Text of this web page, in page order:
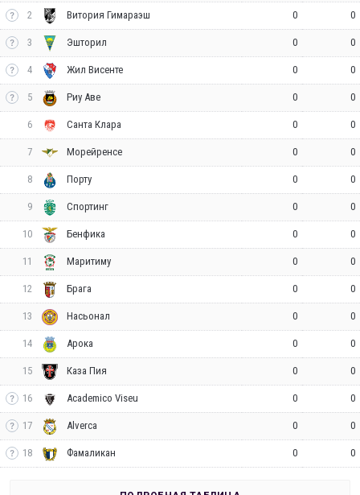
2 Витория Гимараэш 0 0
3 Эшторил 0 0
4 Жил Висенте 0 0
5 Риу Аве 0 0
6 Санта Клара 0 0
7 Морейренсе 0 0
8 Порту 0 0
9 Спортинг 0 0
10 Бенфика 0 0
11 Маритиму 0 0
12 Брага 0 0
13 Насьонал 0 0
14 Арока 0 0
15 Каза Пия 0 0
16 Academico Viseu 0 0
17 Alverca 0 0
18 Фамаликан 0 0